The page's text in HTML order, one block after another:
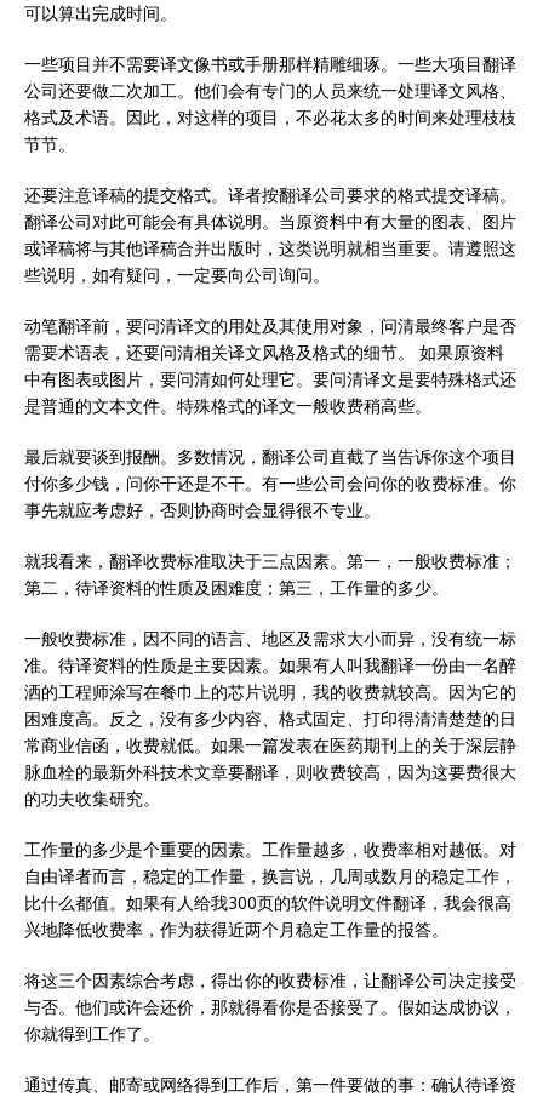
可以算出完成时间。
一些项目并不需要译文像书或手册那样精雕细琢。一些大项目翻译
公司还要做二次加工。他们会有专门的人员来统一处理译文风格、
格式及术语。因此，对这样的项目，不必花太多的时间来处理枝枝
节节。
还要注意译稿的提交格式。译者按翻译公司要求的格式提交译稿。
翻译公司对此可能会有具体说明。当原资料中有大量的图表、图片
或译稿将与其他译稿合并出版时，这类说明就相当重要。请遵照这
些说明，如有疑问，一定要向公司询问。
动笔翻译前，要问清译文的用处及其使用对象，问清最终客户是否
需要术语表，还要问清相关译文风格及格式的细节。 如果原资料
中有图表或图片，要问清如何处理它。要问清译文是要特殊格式还
是普通的文本文件。特殊格式的译文一般收费稍高些。
最后就要谈到报酬。多数情况，翻译公司直截了当告诉你这个项目
付你多少钱，问你干还是不干。有一些公司会问你的收费标准。你
事先就应考虑好，否则协商时会显得很不专业。
就我看来，翻译收费标准取决于三点因素。第一，一般收费标准；
第二，待译资料的性质及困难度；第三，工作量的多少。
一般收费标准，因不同的语言、地区及需求大小而异，没有统一标
准。待译资料的性质是主要因素。如果有人叫我翻译一份由一名醉
洒的工程师涂写在餐巾上的芯片说明，我的收费就较高。因为它的
困难度高。反之，没有多少内容、格式固定、打印得清清楚楚的日
常商业信函，收费就低。如果一篇发表在医药期刊上的关于深层静
脉血栓的最新外科技术文章要翻译，则收费较高，因为这要费很大
的功夫收集研究。
工作量的多少是个重要的因素。工作量越多，收费率相对越低。对
自由译者而言，稳定的工作量，换言说，几周或数月的稳定工作，
比什么都值。如果有人给我300页的软件说明文件翻译，我会很高
兴地降低收费率，作为获得近两个月稳定工作量的报答。
将这三个因素综合考虑，得出你的收费标准，让翻译公司决定接受
与否。他们或许会还价，那就得看你是否接受了。假如达成协议，
你就得到工作了。
通过传真、邮寄或网络得到工作后，第一件要做的事：确认待译资